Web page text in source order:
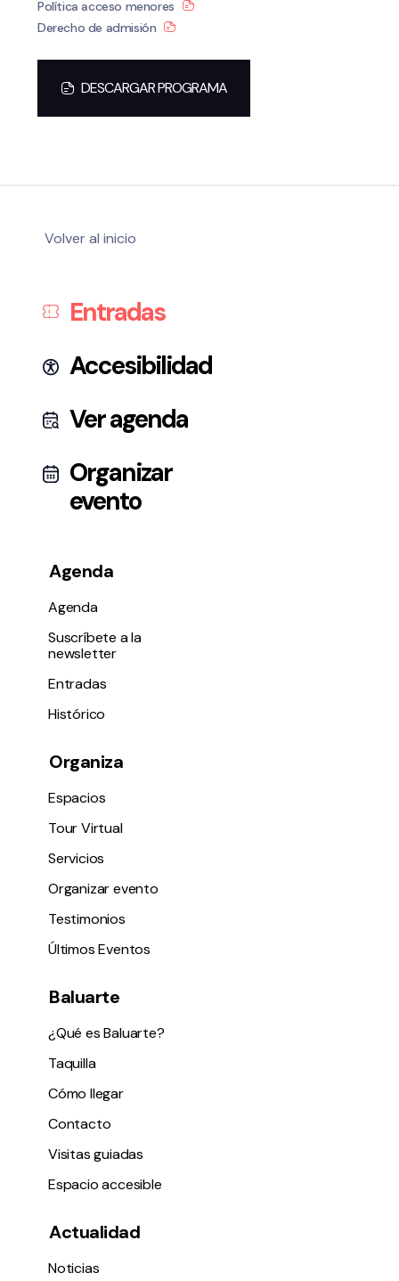
Política acceso menores
Derecho de admisión
DESCARGAR PROGRAMA
Volver al inicio
Entradas
Accesibilidad
Ver agenda
Organizar
evento
Agenda
Agenda
Suscríbete a la
newsletter
Entradas
Histórico
Organiza
Espacios
Tour Virtual
Servicios
Organizar evento
Testimonios
Últimos Eventos
Baluarte
¿Qué es Baluarte?
Taquilla
Cómo llegar
Contacto
Visitas guiadas
Espacio accesible
Actualidad
Noticias